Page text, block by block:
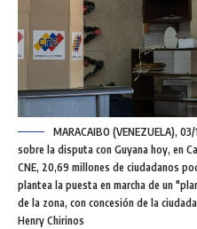
MARACAIBO (VENEZUELA),
sobre la disputa con Guyana hoy, en
CNE, 20,69 millones de ciudadanos
plantea la puesta en marcha de un
de la zona, con concesión de la
Henry Chirinos